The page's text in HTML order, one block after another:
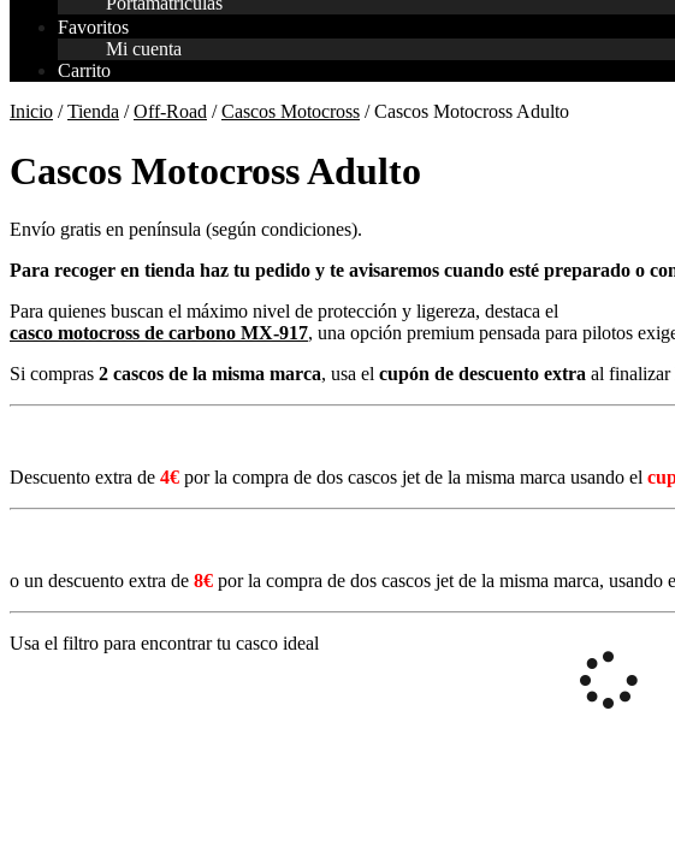
Favoritos
Mi cuenta
Carrito
Inicio /Tienda /Off-Road /Cascos Motocross / Cascos Motocross Adulto
Cascos Motocross Adulto
Envío gratis en península (según condiciones).
Para recoger en tienda haz tu pedido y te avisaremos cuando esté preparado o
Para quienes buscan el máximo nivel de protección y ligereza, destaca el
casco motocross de carbono MX-917, una opción premium pensada para pilotos
Si compras 2 cascos de la misma marca, usa el cupón de descuento extra al finalizar
Descuento extra de 4€ por la compra de dos cascos jet de la misma marca usando el
o un descuento extra de 8€ por la compra de dos cascos jet de la misma marca, usando
Usa el filtro para encontrar tu casco ideal